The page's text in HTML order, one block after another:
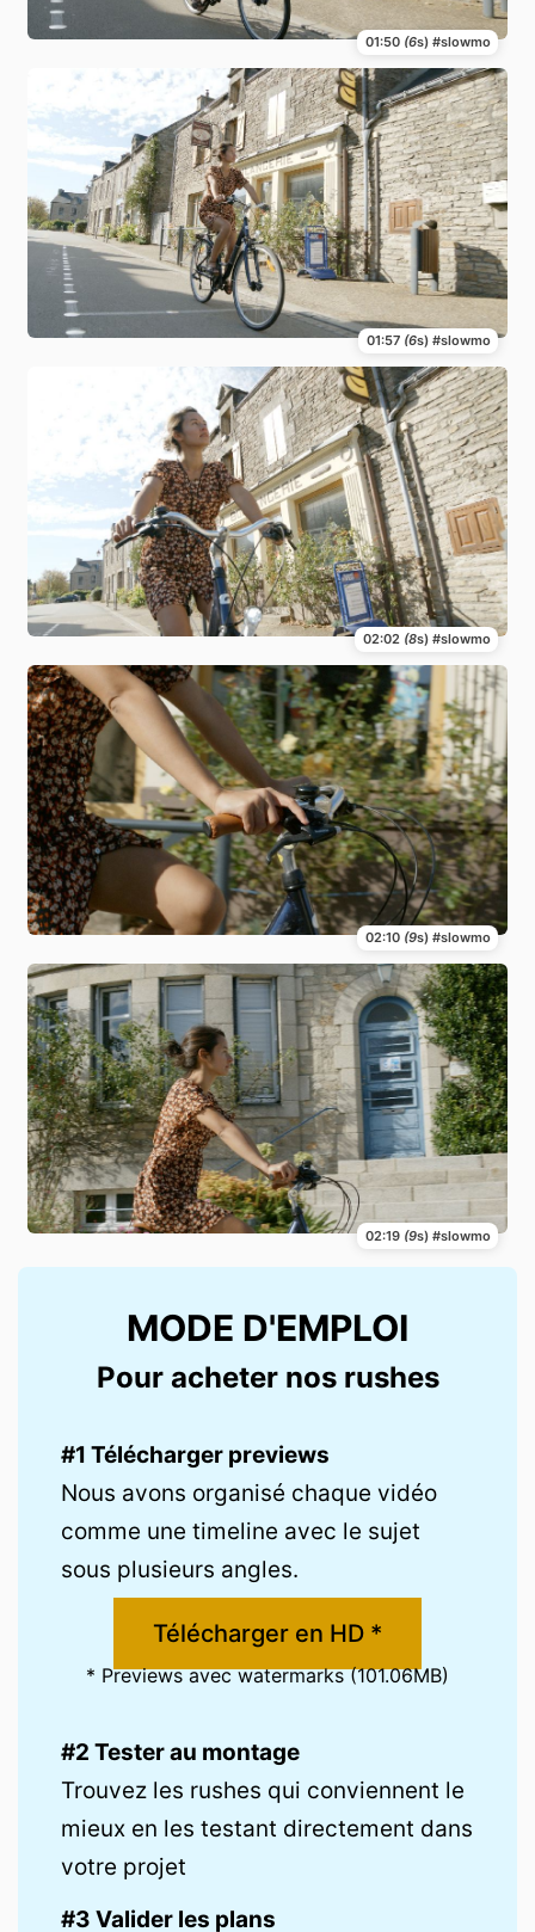
01:50 (6s) #slowmo
01:57 (6s) #slowmo
02:02 (8s) #slowmo
02:10 (9s) #slowmo
02:19 (9s) #slowmo
MODE D'EMPLOI
Pour acheter nos rushes
#1 Télécharger previews
Nous avons organisé chaque vidéo
comme une timeline avec le sujet
sous plusieurs angles.
Télécharger en HD *
* Previews avec watermarks (101.06MB)
#2 Tester au montage
Trouvez les rushes qui conviennent le
mieux en les testant directement dans
votre projet
#3 Valider les plans